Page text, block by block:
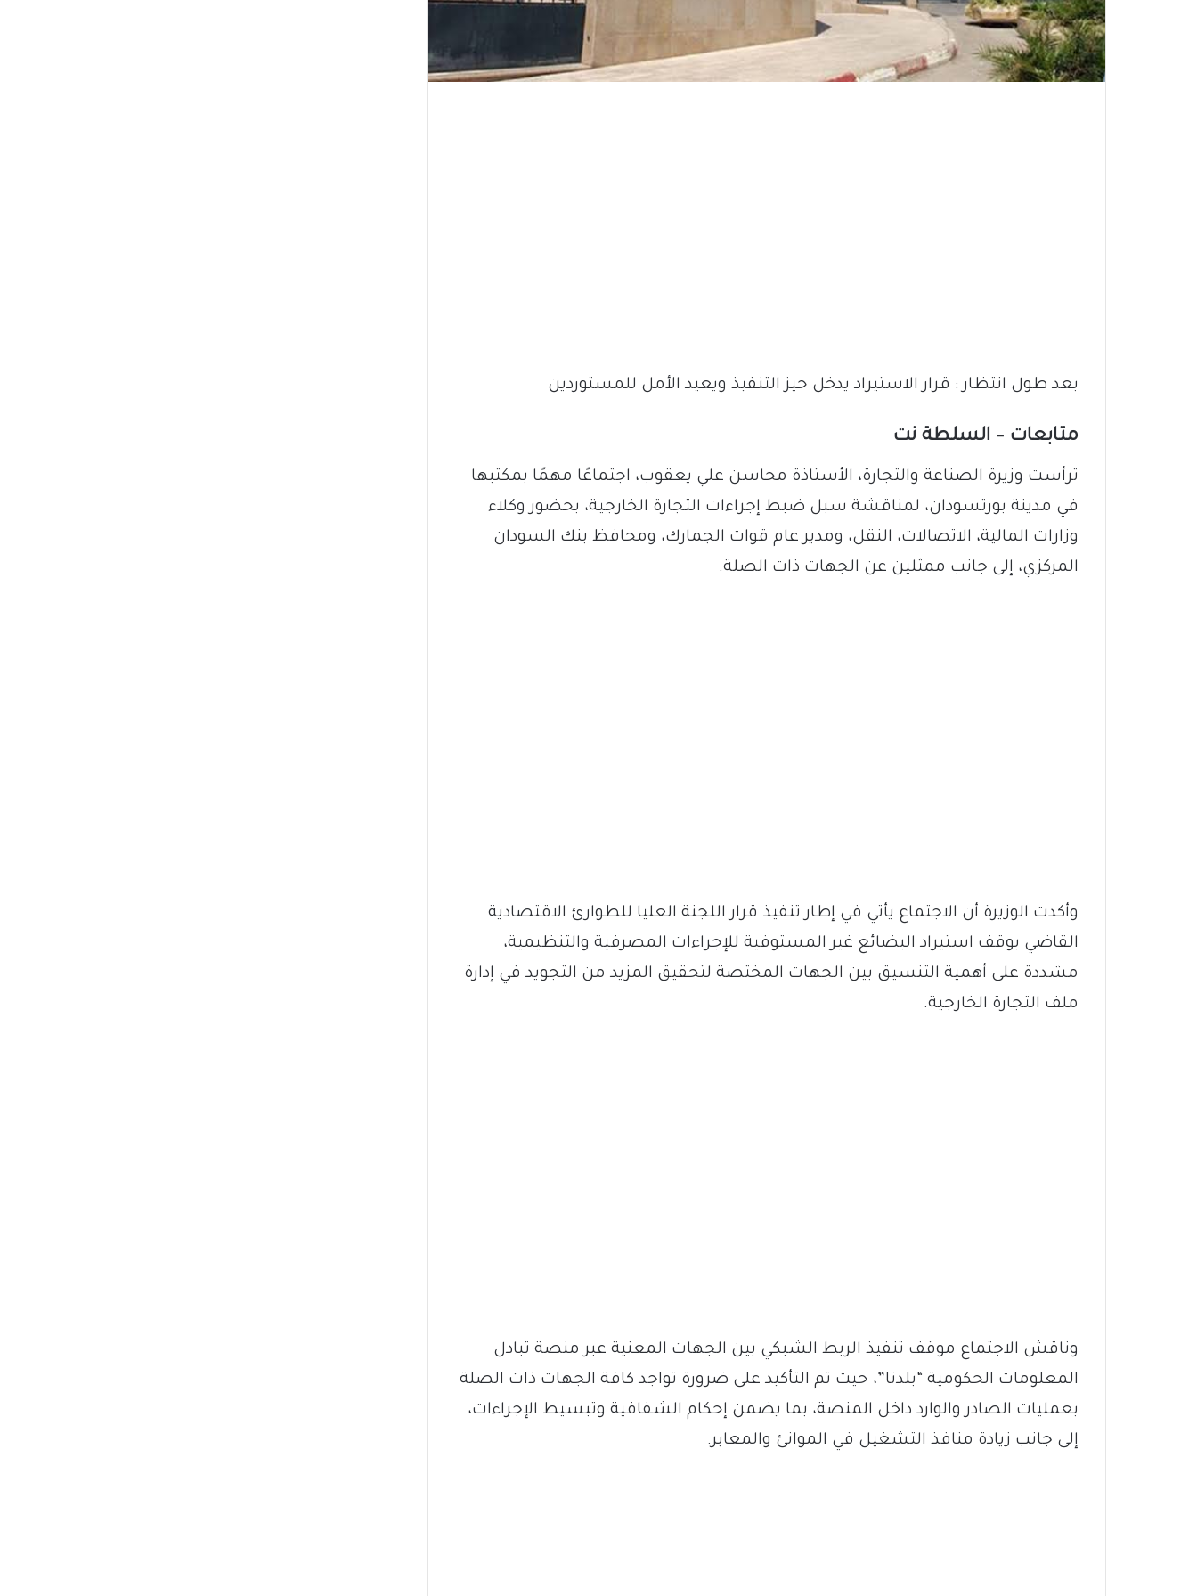
بعد طول انتظار : قرار الاستيراد يدخل حيز التنفيذ ويعيد الأمل للمستوردين
متابعات – السلطة نت
ترأست وزيرة الصناعة والتجارة، الأستاذة محاسن علي يعقوب، اجتماعًا مهمًا بمكتبها
في مدينة بورتسودان، لمناقشة سبل ضبط إجراءات التجارة الخارجية، بحضور وكلاء
وزارات المالية، الاتصالات، النقل، ومدير عام قوات الجمارك، ومحافظ بنك السودان
المركزي، إلى جانب ممثلين عن الجهات ذات الصلة.
وأكدت الوزيرة أن الاجتماع يأتي في إطار تنفيذ قرار اللجنة العليا للطوارئ الاقتصادية
القاضي بوقف استيراد البضائع غير المستوفية للإجراءات المصرفية والتنظيمية،
مشددة على أهمية التنسيق بين الجهات المختصة لتحقيق المزيد من التجويد في إدارة
ملف التجارة الخارجية.
وناقش الاجتماع موقف تنفيذ الربط الشبكي بين الجهات المعنية عبر منصة تبادل
المعلومات الحكومية “بلدنا”، حيث تم التأكيد على ضرورة تواجد كافة الجهات ذات الصلة
بعمليات الصادر والوارد داخل المنصة، بما يضمن إحكام الشفافية وتبسيط الإجراءات،
إلى جانب زيادة منافذ التشغيل في الموانئ والمعابر.